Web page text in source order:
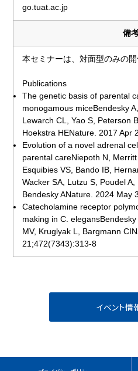
go.tuat.ac.jp
備
本セミナーは、対面型のみの開
Publications
The genetic basis of parental
monogamous miceBendesky
Lewarch CL, Yao S, Peterson
Hoekstra HENature. 2017 Apr
Evolution of a novel adrenal
parental careNiepoth N,
Esquibies VS, Bando IB,
Wacker SA, Lutzu S, Poudel
Bendesky ANature. 2024 May
Catecholamine receptor
making in C.
MV, Kruglyak L, Bargmann
21;472(7343):313-8